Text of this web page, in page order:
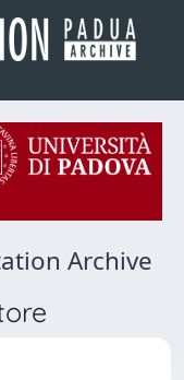
Archive